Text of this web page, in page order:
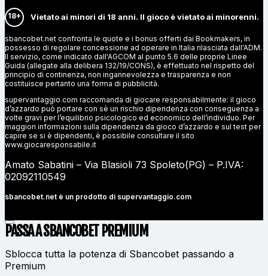
18+ Vietato ai minori di 18 anni. Il gioco è vietato ai minorenni.
sbancobet.net confronta le quote e i bonus offerti dai Bookmakers, in
possesso di regolare concessione ad operare in Italia rilasciata dall'ADM.
Il servizio, come indicato dall'AGCOM al punto 5.6 delle proprie Linee
Guida (allegate alla delibera 132/19/CONS), è effettuato nel rispetto del
principio di continenza, non ingannevolezza e trasparenza e non
costituisce pertanto una forma di pubblicità.
supervantaggio.com raccomanda di giocare responsabilmente: il gioco
d’azzardo può portare con sè un rischio dipendenza con conseguenza a
volte gravi per l’equilibrio psicologico ed economico dell’individuo. Per
maggiori informazioni sulla dipendenza da gioco d’azzardo e sul test per
capire se si è dipendenti, è possibile consultare il sito
www.giocaresponsabile.it
Amato Sabatini – Via Blasioli 73 Spoleto(PG) – P.IVA:
02092110549
sbancobet.net è un prodotto di supervantaggio.com
PASSA A SBANCOBET PREMIUM
Sblocca tutta la potenza di Sbancobet passando a
Premium